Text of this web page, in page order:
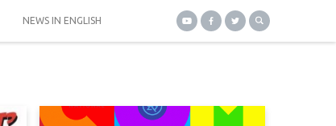
NEWS IN ENGLISH